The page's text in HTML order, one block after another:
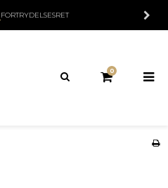
FORTRYDELSESRET
0